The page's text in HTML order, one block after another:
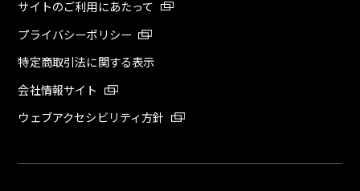
サイトのご利用にあたって
プライバシーポリシー
特定商取引法に関する表示
会社情報サイト
ウェブアクセシビリティ方針